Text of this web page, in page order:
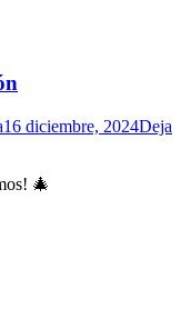
16 diciembre, 2024Deja
🎄